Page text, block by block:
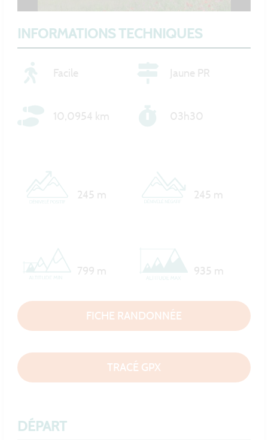
INFORMATIONS TECHNIQUES
Facile Jaune PR
10,0954 km 03h30
245 m 245 m
799 m 935 m
FICHE RANDONNÉE
TRACÉ GPX
DÉPART